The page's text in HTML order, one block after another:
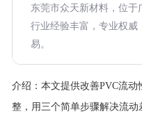
东莞市众天新材料，位于
行业经验丰富，专业权威
易。
介绍： 本文提供改善PVC流动
整，用三个简单步骤解决流动